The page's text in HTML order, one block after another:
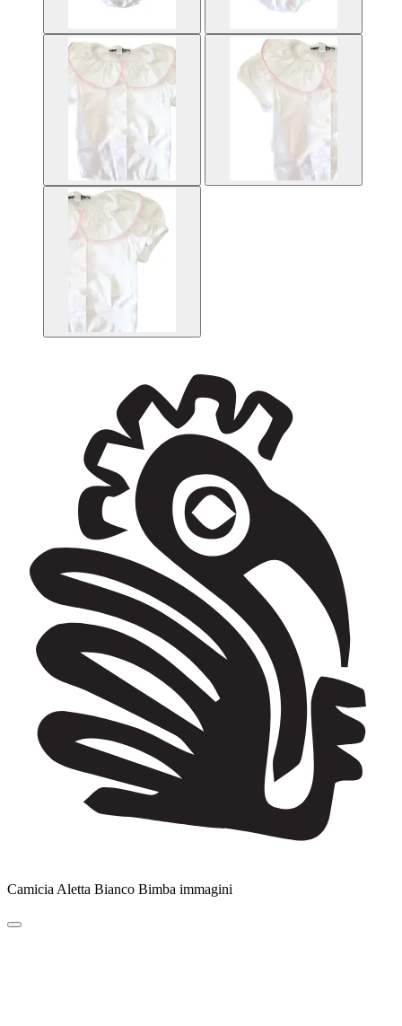
Camicia Aletta Bianco Bimba immagini